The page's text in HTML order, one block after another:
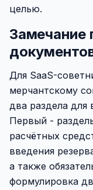
целью.
Замечание
Для SaaS-
мерчантскому
два раздела для
Первый -
расчётных
введения
а также
формулировка